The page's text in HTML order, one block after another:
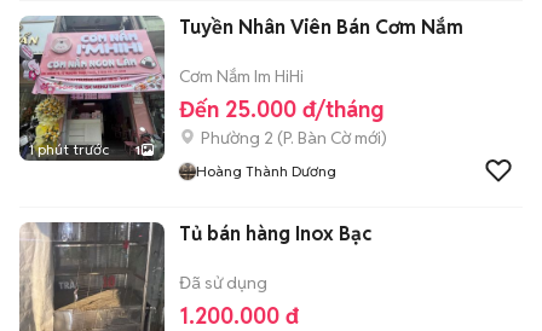
1 phút trước 1
Tuyền Nhân Viên Bán Cơm Nắm
Cơm Nắm Im HiHi
Đến 25.000 đ/tháng
Phường 2 (P. Bàn Cờmới)
Hoàng Thành Dương
Tủ bán hàng Inox Bạc
Đã sử dụng
1.200.000 đ